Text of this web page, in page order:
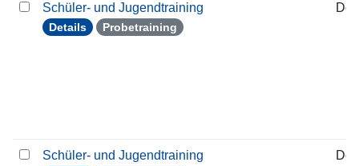
Schüler- und Jugendtraining
Details Probetraining
Schüler- und Jugendtraining